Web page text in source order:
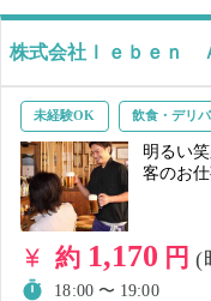
の後のマッチングはキャ
株式会社ｌｅｂｅｎ
未経験OK 飲食・デリ
明るい
客のお
約 1,170 円(
18:00 〜 19:00